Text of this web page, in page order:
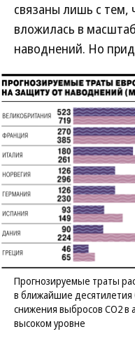
связаны лишь с тем,
вложилась в
наводнений. Но
Прогнозируемые траты
в ближайшие
снижения выбросов CO2 в
высоком уровне